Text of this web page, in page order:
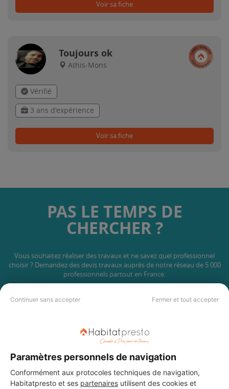
Continuer sans accepter Fermer et tout accepter
Paramètres personnels de navigation
Conformément aux protocoles techniques de navigation,
Habitatpresto et ses partenaires utilisent des cookies et
Voir sa fiche
Toujours ok
Athis-Mons
Vérifié
3 ans d'expérience
Voir sa fiche
PAS LE TEMPS DE
CHERCHER ?
Vous souhaitez réaliser des travaux et ne savez quel professionnel
choisir ? Demandez des devis travaux auprès de notre réseau de 5 000
professionnels partout en France.
DEMANDER UN DEVIS